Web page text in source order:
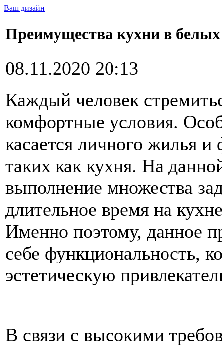
Ваш дизайн
Преимущества кухни в белых
08.11.2020 20:13
Каждый человек
комфортные условия.
касается личного жилья
таких как кухня. На
выполнение множества
длительное время на
Именно поэтому, данное
себе функциональность,
эстетическую
В связи с высокими